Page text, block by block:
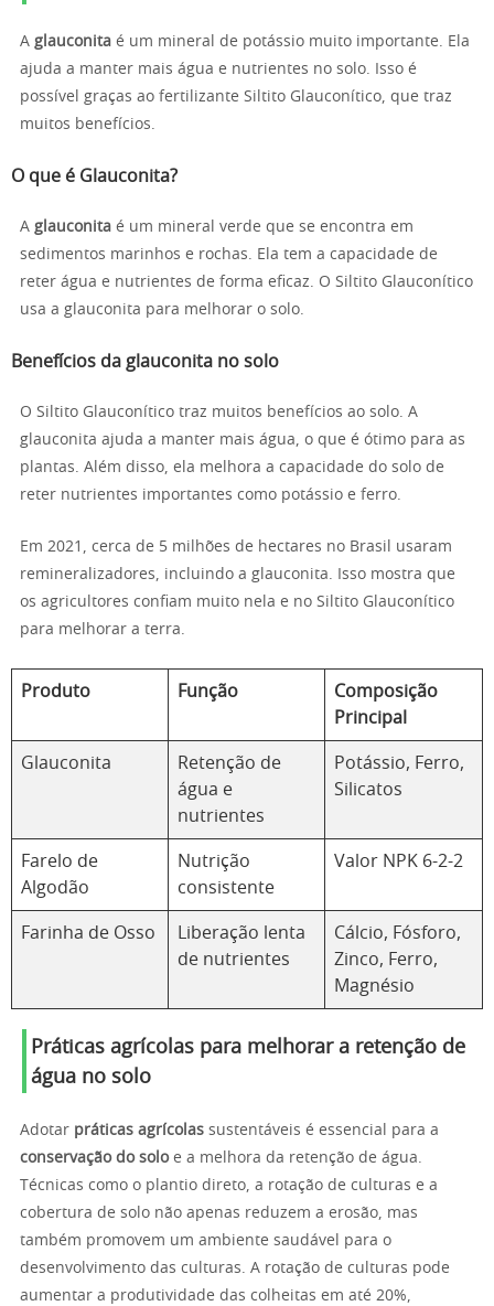
A glauconita é um mineral de potássio muito importante. Ela
ajuda a manter mais água e nutrientes no solo. Isso é
possível graças ao fertilizante Siltito Glauconítico, que traz
muitos benefícios.
O que é Glauconita?
A glauconita é um mineral verde que se encontra em
sedimentos marinhos e rochas. Ela tem a capacidade de
reter água e nutrientes de forma eficaz. O Siltito Glauconítico
usa a glauconita para melhorar o solo.
Benefícios da glauconita no solo
O Siltito Glauconítico traz muitos benefícios ao solo. A
glauconita ajuda a manter mais água, o que é ótimo para as
plantas. Além disso, ela melhora a capacidade do solo de
reter nutrientes importantes como potássio e ferro.
Em 2021, cerca de 5 milhões de hectares no Brasil usaram
remineralizadores, incluindo a glauconita. Isso mostra que
os agricultores confiam muito nela e no Siltito Glauconítico
para melhorar a terra.
Produto Função
Composição
Principal
Glauconita
Retenção de
água e
nutrientes
Potássio, Ferro,
Silicatos
Farelo de
Algodão
Nutrição
consistente
Valor NPK 6-2-2
Farinha de Osso
Liberação lenta
de nutrientes
Cálcio, Fósforo,
Zinco, Ferro,
Magnésio
Práticas agrícolas para melhorar a retenção de
água no solo
Adotar práticas agrícolas sustentáveis é essencial para a
conservação do soloe a melhora da retenção de água.
Técnicas como o plantio direto, a rotação de culturas e a
cobertura de solo não apenas reduzem a erosão, mas
também promovem um ambiente saudável para o
desenvolvimento das culturas. A rotação de culturas pode
aumentar a produtividade das colheitas em até 20%,